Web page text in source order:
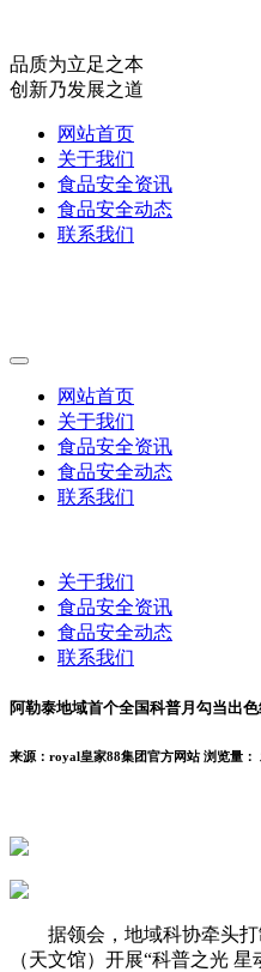
品质为立足之本
创新乃发展之道
网站首页
关于我们
食品安全资讯
食品安全动态
联系我们
网站首页
关于我们
食品安全资讯
食品安全动态
联系我们
关于我们
食品安全资讯
食品安全动态
联系我们
阿勒泰地域首个全国科普月勾当出
来源：royal皇家88集团官方网站 浏览量：
据领会，地域科协牵头打
（天文馆）开展“科普之光